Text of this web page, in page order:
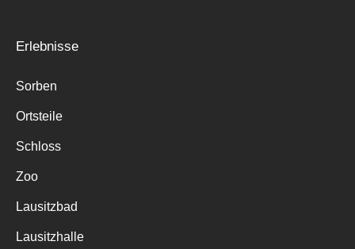
Erlebnisse
Sorben
Ortsteile
Schloss
Zoo
Lausitzbad
Lausitzhalle